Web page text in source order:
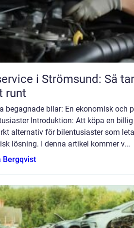
i Strömsund: Så
runt
begagnade bilar: En ekonomisk och
Introduktion: Att köpa en
alternativ för bilentusiaster som
lösning. I denna artikel kommer v...
Bergqvist